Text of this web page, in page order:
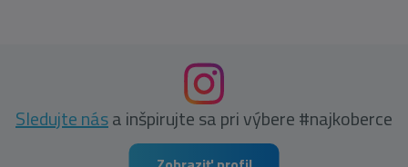
Sledujte nása inšpirujte sa pri výbere #najkoberce